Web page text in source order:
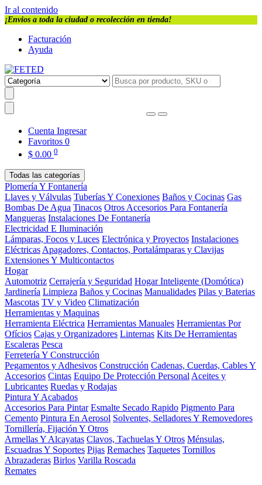
Ir al contenido
¡Envios a toda la ciudad o recolección en tienda!
Facturación
Ayuda
Cuenta Ingresar
Favoritos 0
$ 0.00 0
Todas las categorías
Plomería Y Fontanería
Llaves y Válvulas Tuberías Y Conexiones Baños y Cocinas Gas
Bombas De Agua Tinacos Otros Accesorios Para Fontanería
Mangueras Instalaciones De Fontanería
Electricidad E Iluminación
Lámparas, Focos y Luces Electrónica y Proyectos Instalaciones
Eléctricas Apagadores, Contactos, Portalámparas y Clavijas
Extensiones Y Multicontactos
Hogar
Automotriz Cerrajería y Seguridad Hogar Inteligente (Domótica)
Jardinería Limpieza Baños y Cocinas Manualidades Pilas y Baterias
Mascotas TV y Video Climatización
Herramientas y Maquinas
Herramienta Eléctrica Herramientas Manuales Herramientas Por
Ofícios Cajas y Organizadores Linternas Kits De Herramientas
Escaleras Pesca
Ferretería Y Construcción
Pegamentos y Adhesivos Construcción Cadenas, Cuerdas, Cables Y
Accesorios Cintas Equipo De Protección Personal Aceites y
Lubricantes Ruedas y Rodajas
Pintura Y Acabados
Accesorios Para Pintar Esmalte Secado Rapido Pigmento Para
Cemento Pintura En Aerosol Solventes, Selladores Y Removedores
Tornillería, Fijación Y Otros
Armellas Y Alcayatas Clavos, Tachuelas Y Otros Ménsulas,
Escuadras Y Soportes Pijas Remaches Taquetes Tornillos
Abrazaderas Birlos Varilla Roscada
Remates